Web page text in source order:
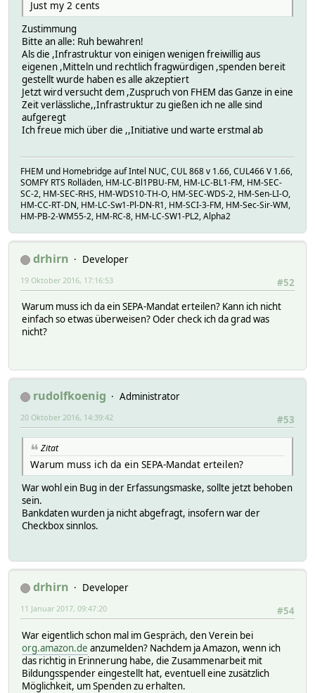
Just my 2 cents
Zustimmung
Bitte an alle: Ruh bewahren!
Als die ,Infrastruktur von einigen wenigen freiwillig aus
eigenen ,Mitteln und rechtlich fragwürdigen ,spenden bereit
gestellt wurde haben es alle akzeptiert
Jetzt wird versucht dem ,Zuspruch von FHEM das Ganze in eine
Zeit verlässliche,,Infrastruktur zu gießen ich ne alle sind
aufgeregt
Ich freue mich über die ,,Initiative und warte erstmal ab
FHEM und Homebridge auf Intel NUC, CUL 868 v 1.66, CUL466 V 1.66,
SOMFY RTS Rolläden, HM-LC-Bl1PBU-FM, HM-LC-BL1-FM, HM-SEC-
SC-2, HM-SEC-RHS, HM-WDS10-TH-O, HM-SEC-WDS-2, HM-Sen-LI-O,
HM-CC-RT-DN, HM-LC-Sw1-Pl-DN-R1, HM-SCI-3-FM, HM-Sec-Sir-WM,
HM-PB-2-WM55-2, HM-RC-8, HM-LC-SW1-PL2, Alpha2
drhirn
Developer
#52
19 Oktober 2016, 17:16:53
Warum muss ich da ein SEPA-Mandat erteilen? Kann ich nicht
einfach so etwas überweisen? Oder check ich da grad was
nicht?
rudolfkoenig
Administrator
#53
20 Oktober 2016, 14:39:42
Zitat
Warum muss ich da ein SEPA-Mandat erteilen?
War wohl ein Bug in der Erfassungsmaske, sollte jetzt behoben
sein.
Bankdaten wurden ja nicht abgefragt, insofern war der
Checkbox sinnlos.
drhirn
Developer
#54
11 Januar 2017, 09:47:20
War eigentlich schon mal im Gespräch, den Verein bei
org.amazon.de anzumelden? Nachdem ja Amazon, wenn ich
das richtig in Erinnerung habe, die Zusammenarbeit mit
Bildungsspender eingestellt hat, eventuell eine zusätzlich
Möglichkeit, um Spenden zu erhalten.